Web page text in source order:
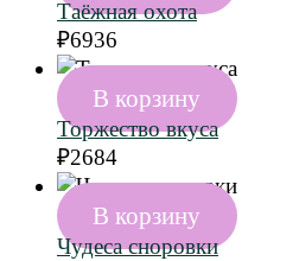
Таёжная охота
₽6936
В корзину
Торжество вкуса
₽2684
В корзину
Чудеса сноровки